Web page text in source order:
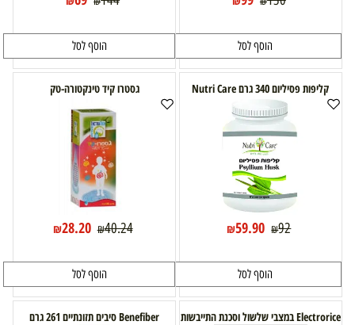
הוסף לסל הוסף לסל
קליפות פסיליום 340 גרם Nutri Care
₪92
₪59.90
הוסף לסל
גסטרו קיד טינקטורה-טק
₪40.24
₪28.20
הוסף לסל
Electrorice במצבי שלשול וסכנת התייבשות Benefiber סיבים תזונתיים 261 גרם